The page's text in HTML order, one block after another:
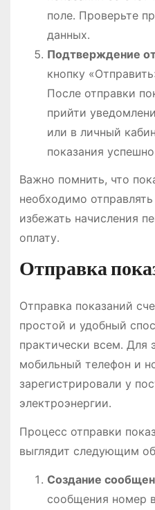
поле․ Проверьте
данных․
Подтверждение
кнопку
После отправки
прийти
или в личный
показания
Важно помнить, что
необходимо
избежать начисления
оплату․
Отправка
Отправка показаний
простой и удобный
практически всем․ Для
мобильный телефон и
зарегистрировали у
электроэнергии․
Процесс отправки
выглядит следующим
Создание
сообщения номер